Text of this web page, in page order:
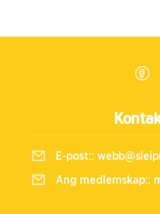
E-post::
Ang medlemskap::